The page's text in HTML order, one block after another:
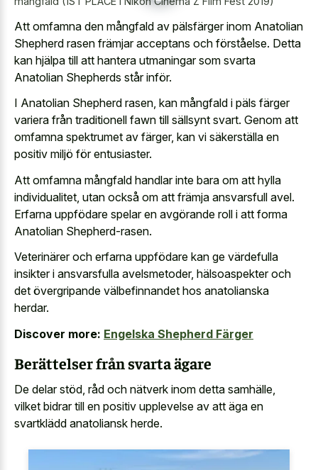
Att omfamna den mångfald av pälsfärger inom Anatolian
Shepherd rasen främjar acceptans och förståelse. Detta
kan hjälpa till att hantera utmaningar som svarta
Anatolian Shepherds står inför.
I Anatolian Shepherd rasen, kan mångfald i päls färger
variera från traditionell fawn till sällsynt svart. Genom att
omfamna spektrumet av färger, kan vi säkerställa en
positiv miljö för entusiaster.
Att omfamna mångfald handlar inte bara om att hylla
individualitet, utan också om att främja ansvarsfull avel.
Erfarna uppfödare spelar en avgörande roll i att forma
Anatolian Shepherd-rasen.
Veterinärer och erfarna uppfödare kan ge värdefulla
insikter i ansvarsfulla avelsmetoder, hälsoaspekter och
det övergripande välbefinnandet hos anatolianska
herdar.
Discover more: Engelska Shepherd Färger
Berättelser från svarta ägare
De delar stöd, råd och nätverk inom detta samhälle,
vilket bidrar till en positiv upplevelse av att äga en
svartklädd anatoliansk herde.